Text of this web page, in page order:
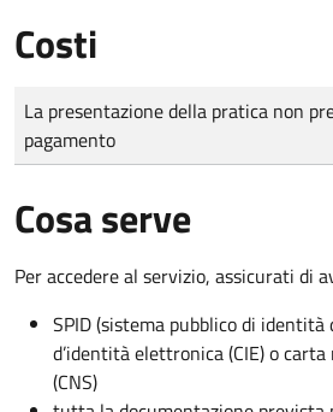
Costi
Tipo di pagamento
Importo
La presentazione della pratica non
pagamento
Cosa serve
Per accedere al servizio, assicurati di
SPID (sistema pubblico di
d’identità elettronica (CIE) o
(CNS)